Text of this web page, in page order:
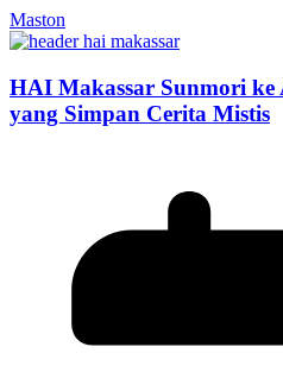
Maston
HAI Makassar Sunmori ke
yang Simpan Cerita Mistis